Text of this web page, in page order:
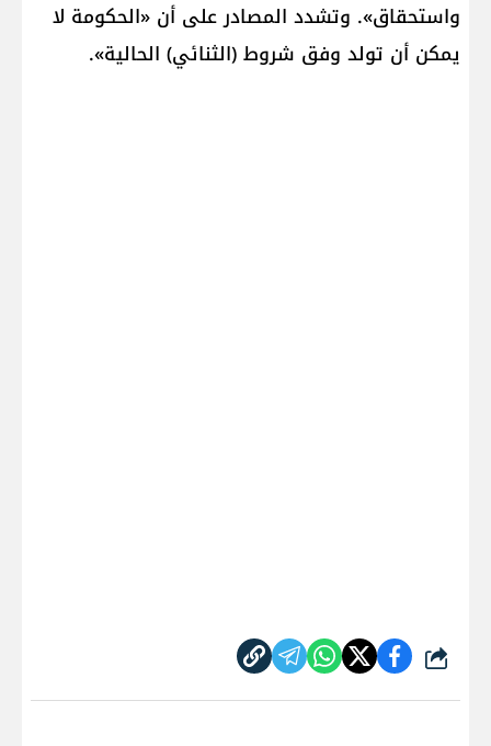
واستحقاق». وتشدد المصادر على أن «الحكومة لا
يمكن أن تولد وفق شروط (الثنائي) الحالية».
شارك